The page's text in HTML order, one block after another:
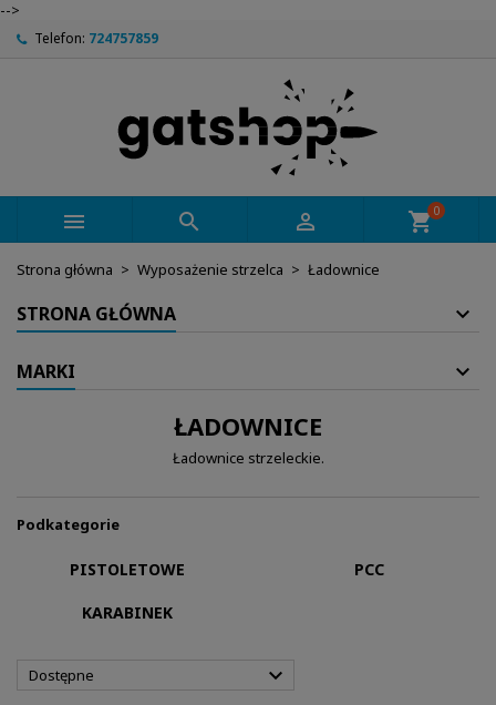
-->
Telefon: 724757859
   shopping_cart0
Strona główna Wyposażenie strzelca Ładownice
STRONA GŁÓWNA
MARKI
ŁADOWNICE
Ładownice strzeleckie.
Podkategorie
PISTOLETOWE PCC
KARABINEK
Dostępne 